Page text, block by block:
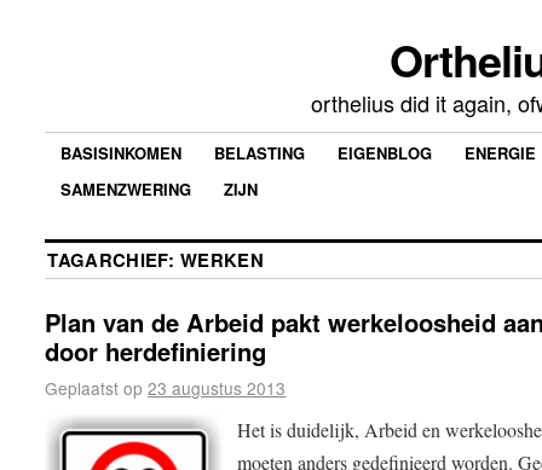
orthelius did it again,
BASISINKOMEN BELASTING EIGENBLOG
ENERGIE
SAMENZWERING
ZIJN
TAGARCHIEF:WERKEN
Plan van de Arbeid pakt werkeloosheid
door herdefiniering
Geplaatst op 23 augustus 2013
Het is duidelijk, Arbeid en
moeten anders gedefinieerd worden.